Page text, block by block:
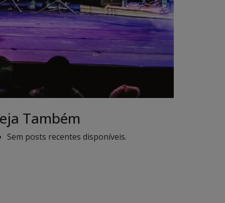
Também
Sem posts recentes disponíveis.